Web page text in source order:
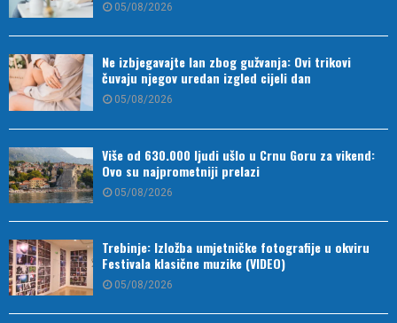
05/08/2026
Ne izbjegavajte lan zbog gužvanja: Ovi trikovi
čuvaju njegov uredan izgled cijeli dan
05/08/2026
Više od 630.000 ljudi ušlo u Crnu Goru za vikend:
Ovo su najprometniji prelazi
05/08/2026
Trebinje: Izložba umjetničke fotografije u okviru
Festivala klasične muzike (VIDEO)
05/08/2026